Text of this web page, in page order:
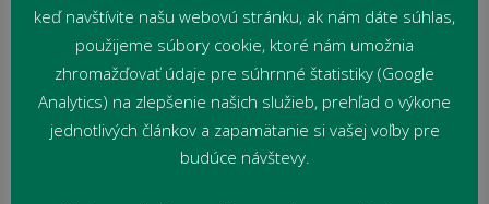
keď navštívite našu webovú stránku, ak nám dáte súhlas,
použijeme súbory cookie, ktoré nám umožnia
zhromažďovať údaje pre súhrnné štatistiky (Google
Analytics) na zlepšenie našich služieb, prehľad o výkone
jednotlivých článkov a zapamätanie si vašej voľby pre
budúce návštevy.